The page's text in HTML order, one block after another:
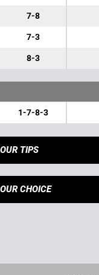
7-8
7-3
8-3
1-7-8-3
OUR TIPS
OUR CHOICE